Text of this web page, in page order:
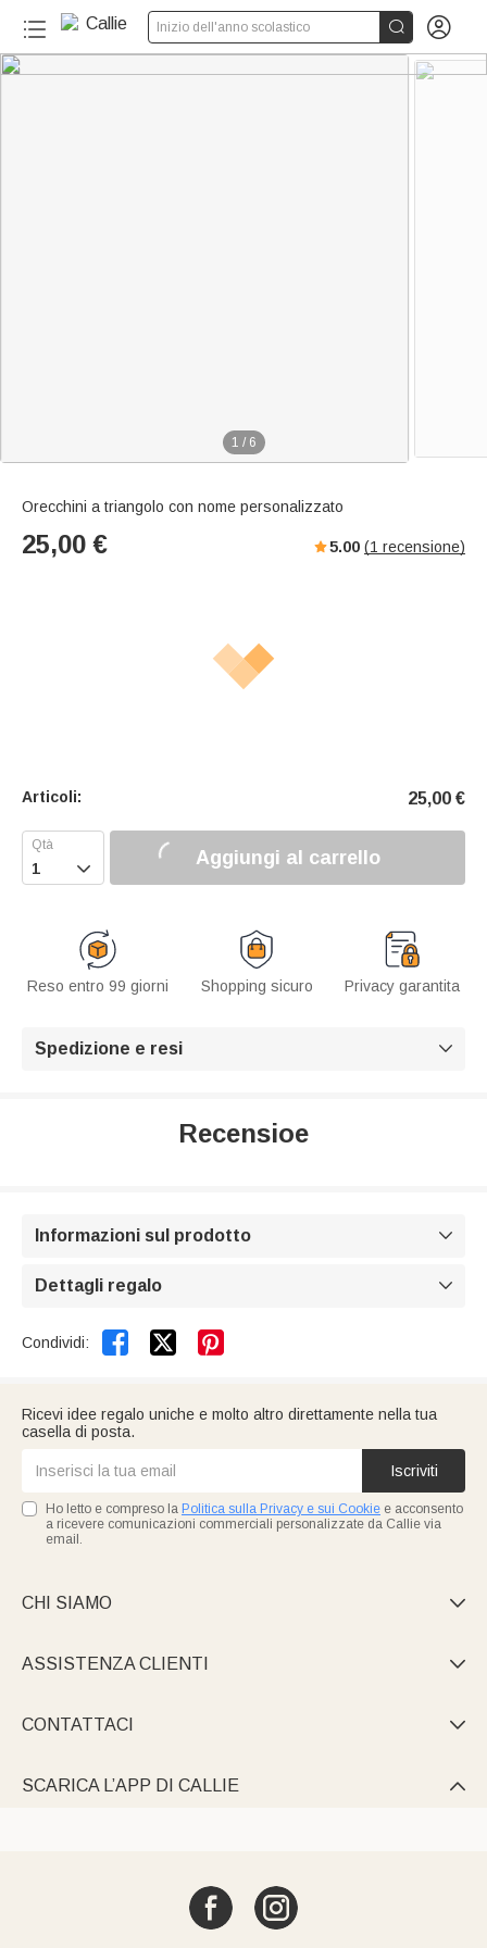
Inizio dell'anno scolastico  
1 / 6
Orecchini a triangolo con nome personalizzato
25,00 € 5.00 (1 recensione)
Articoli: 25,00 €
 Aggiungi al carrello
Reso entro 99 giorni Shopping sicuro Privacy garantita
Spedizione e resi 
Recensioe
Informazioni sul prodotto 
Dettagli regalo 
Condividi:  
Ricevi idee regalo uniche e molto altro direttamente nella tua
casella di posta.
Iscriviti
Ho letto e compreso la Politica sulla Privacy e sui Cookie e acconsento
a ricevere comunicazioni commerciali personalizzate da Callie via
email.
CHI SIAMO 
ASSISTENZA CLIENTI 
CONTATTACI 
SCARICA L’APP DI CALLIE 